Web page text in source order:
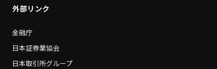
外部リンク
金融庁
日本証券業協会
日本取引所グループ